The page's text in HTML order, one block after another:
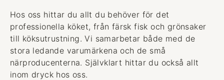
Hos oss hittar du allt du behöver för det
professionella köket, från färsk fisk och grönsaker
till köksutrustning. Vi samarbetar både med de
stora ledande varumärkena och de små
närproducenterna. Självklart hittar du också allt
inom dryck hos oss.